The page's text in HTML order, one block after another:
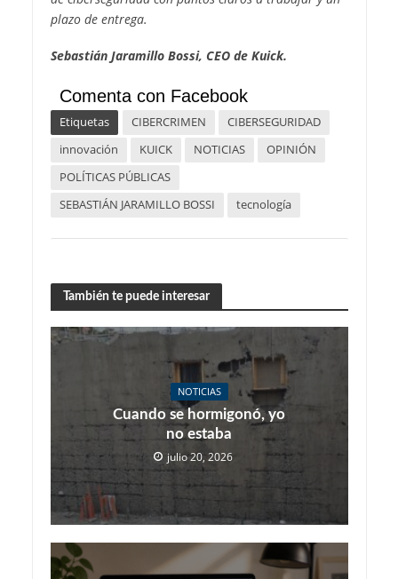
plazo de entrega.
Sebastián Jaramillo Bossi, CEO de Kuick.
Comenta con Facebook
Etiquetas CIBERCRIMEN
CIBERSEGURIDAD
innovación
KUICK NOTICIAS
OPINIÓN
POLÍTICAS PÚBLICAS
SEBASTIÁN JARAMILLO BOSSI
tecnología
También te puede interesar
NOTICIAS
Cuando se hormigonó, yo
no estaba
julio 20, 2026